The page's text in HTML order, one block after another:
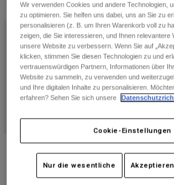
MTB entdecken
Product Help
MTB Ratgeber
Helm-Pflegeanleitung
Moto entdecken
Product Help
Motorradausrüstung Ratgeber
Helm-Pflegeanleitung
Stiefel-Pflegeanleitung
T-shirts
Hoodies und Pullover
Alle anzeigen
Zubehör
Taschen & Rucksäcke
Socken
Jacken
Socken
Alle anzeigen
Freizeitkleidung
Tops
Jacken
Hosen
Neu
Comp Boots
Neu
Youth
€ 269,99
Wir verwenden Cookies und andere Technologien,
zu optimieren. Sie helfen uns dabei, uns an Sie zu
personalisieren (z. B. um Ihren Warenkorb voll zu
zeigen, die Sie interessieren, und Ihnen relevantere
unsere Website zu verbessern. Wenn Sie auf
klicken, stimmen Sie diesen Technologien zu und
vertrauenswürdigen Partnern, Informationen über
Website zu sammeln, zu verwenden und
und Ihre digitalen Inhalte zu personalisieren.
erfahren? Sehen Sie sich unsere
Cookie-Einstellungen
Nur die wesentliche